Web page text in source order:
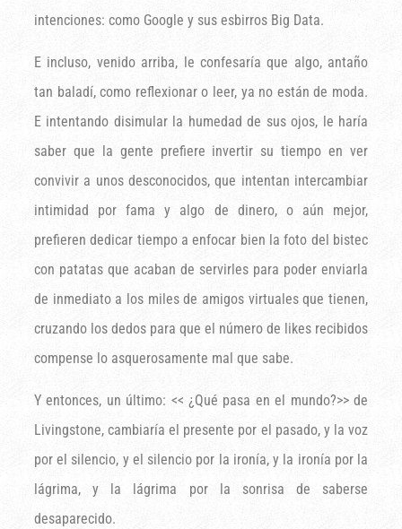
intenciones: como Google y sus esbirros Big Data.
E incluso, venido arriba, le confesaría que algo, antaño
tan baladí, como reflexionar o leer, ya no están de moda.
E intentando disimular la humedad de sus ojos, le haría
saber que la gente prefiere invertir su tiempo en ver
convivir a unos desconocidos, que intentan intercambiar
intimidad por fama y algo de dinero, o aún mejor,
prefieren dedicar tiempo a enfocar bien la foto del bistec
con patatas que acaban de servirles para poder enviarla
de inmediato a los miles de amigos virtuales que tienen,
cruzando los dedos para que el número de likes recibidos
compense lo asquerosamente mal que sabe.
Y entonces, un último: << ¿Qué pasa en el mundo?>> de
Livingstone, cambiaría el presente por el pasado, y la voz
por el silencio, y el silencio por la ironía, y la ironía por la
lágrima, y la lágrima por la sonrisa de saberse
desaparecido.